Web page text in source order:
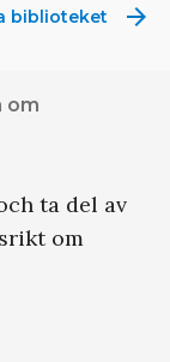
biblioteket arrow_forward
om
ta del av
om